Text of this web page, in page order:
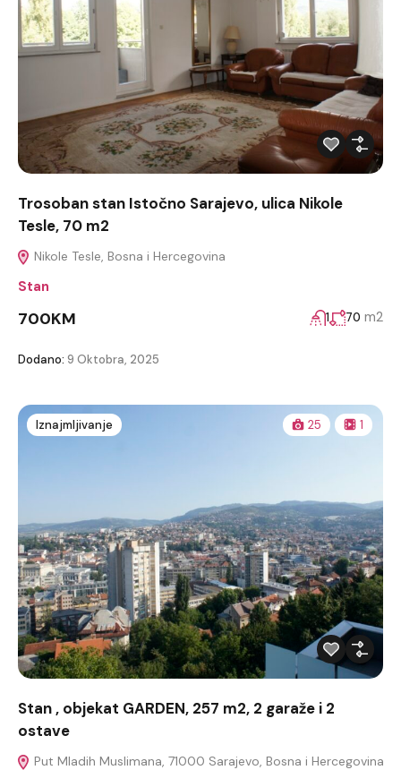
Trosoban stan Istočno Sarajevo, ulica Nikole
Tesle, 70 m2
Nikole Tesle, Bosna i Hercegovina
Stan
700KM 1 70 m2
Dodano: 9 Oktobra, 2025
Iznajmljivanje 25 1
Stan , objekat GARDEN, 257 m2, 2 garaže i 2
ostave
Put Mladih Muslimana, 71000 Sarajevo, Bosna i Hercegovina